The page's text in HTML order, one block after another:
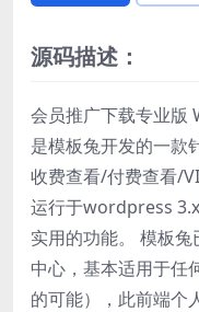
源码描述：
会员推广下载专业版
是模板兔开发的一款
收费查看/付费查看/
运行于wordpress
实用的功能。 模板
中心，基本适用于任
的可能），此前端个